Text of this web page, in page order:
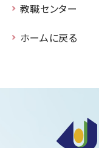
教職センター
ホームに戻る